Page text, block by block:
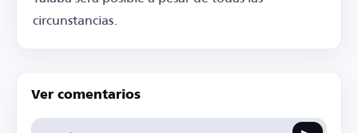
circunstancias.
Ver comentarios